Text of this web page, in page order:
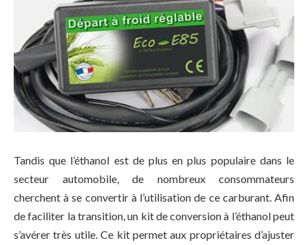
Tandis que l’éthanol est de plus en plus populaire dans le
secteur automobile, de nombreux consommateurs
cherchent à se convertir à l’utilisation de ce carburant. Afin
de faciliter la transition, un kit de conversion à l’éthanol peut
s’avérer très utile. Ce kit permet aux propriétaires d’ajuster